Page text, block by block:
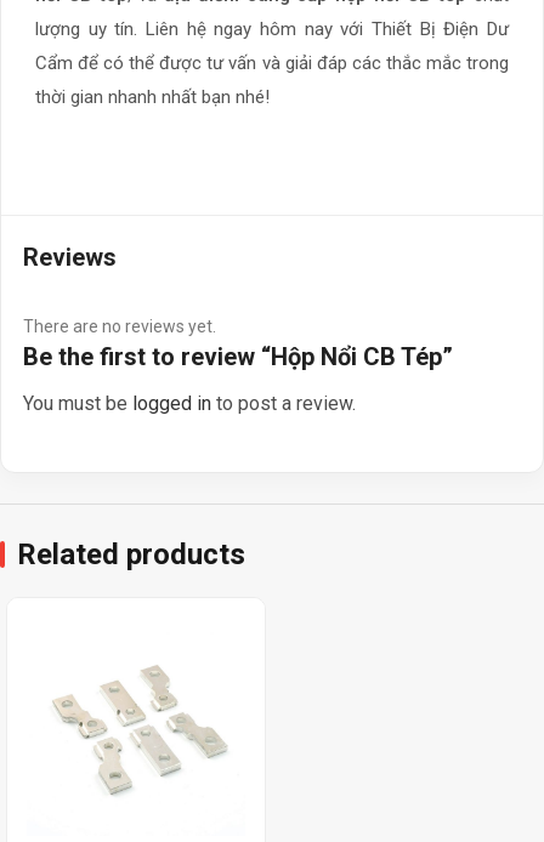
lượng uy tín. Liên hệ ngay hôm nay với Thiết Bị Điện Dư
Cẩm để có thể được tư vấn và giải đáp các thắc mắc trong
thời gian nhanh nhất bạn nhé!
Reviews
There are no reviews yet.
Be the first to review “Hộp Nổi CB Tép”
You must be logged in to post a review.
Related products